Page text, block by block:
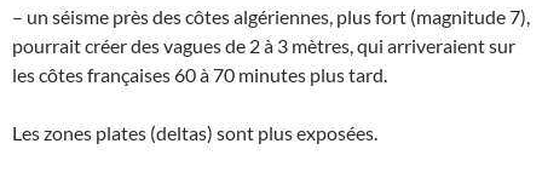
– un séisme près des côtes algériennes, plus fort (magnitude 7),
pourrait créer des vagues de 2 à 3 mètres, qui arriveraient sur
les côtes françaises 60 à 70 minutes plus tard.
Les zones plates (deltas) sont plus exposées.